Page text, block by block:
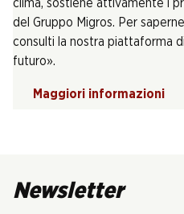
clima, sostiene attivamente i
del Gruppo Migros. Per
consulti la nostra piattaforma
futuro».
Maggiori informazioni
Newsletter